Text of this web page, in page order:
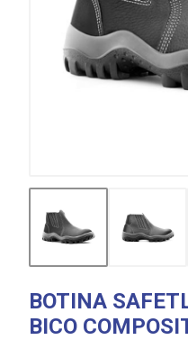
BOTINA
BICO